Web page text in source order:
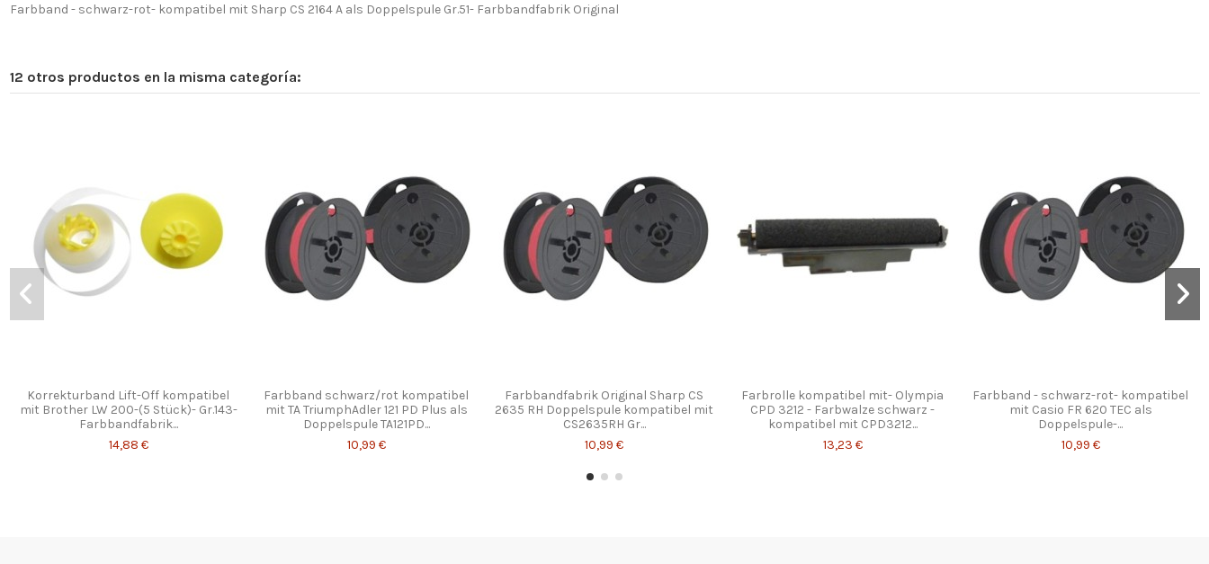
Farbband - schwarz-rot- kompatibel mit Sharp CS 2164 A als Doppelspule Gr.51- Farbbandfabrik Original
12 otros productos en la misma categoría:
Korrekturband Lift-Off kompatibel
mit Brother LW 200-(5 Stück)- Gr.143-
Farbbandfabrik...
14,88 €
Farbband schwarz/rot kompatibel
mit TA TriumphAdler 121 PD Plus als
Doppelspule TA121PD...
10,99 €
Farbbandfabrik Original Sharp CS
2635 RH Doppelspule kompatibel mit
CS2635RH Gr...
10,99 €
Farbrolle kompatibel mit- Olympia
CPD 3212 - Farbwalze schwarz -
kompatibel mit CPD3212...
13,23 €
Farbband - schwarz-rot- kompatibel
mit Casio FR 620 TEC als
Doppelspule-...
10,99 €